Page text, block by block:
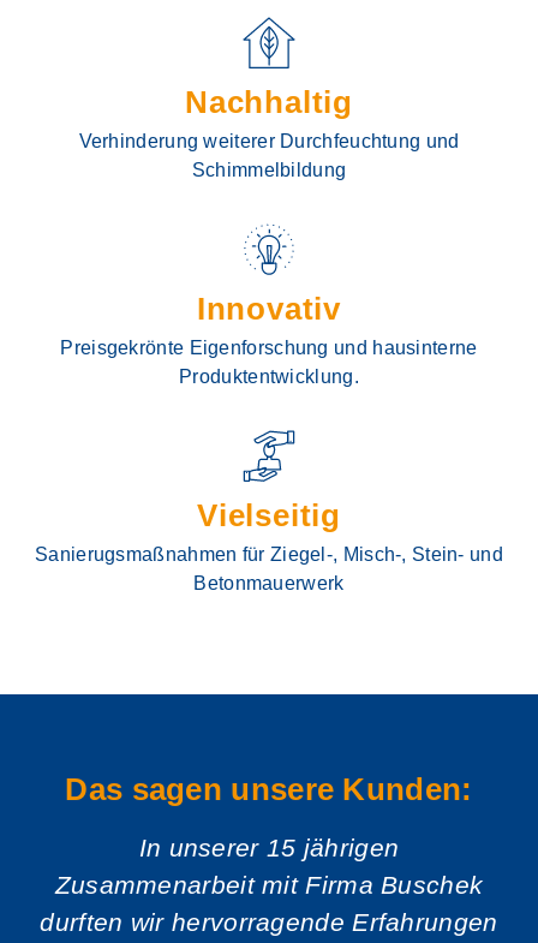
Nachhaltig
Verhinderung weiterer Durchfeuchtung und
Schimmelbildung
Innovativ
Preisgekrönte Eigenforschung und hausinterne
Produktentwicklung.
Vielseitig
Sanierugsmaßnahmen für Ziegel-, Misch-, Stein- und
Betonmauerwerk
Das sagen unsere Kunden:
In unserer 15 jährigen
Zusammenarbeit mit Firma Buschek
durften wir hervorragende Erfahrungen